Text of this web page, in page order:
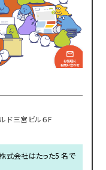
三宮ビル６F
式会社はたった5 名で